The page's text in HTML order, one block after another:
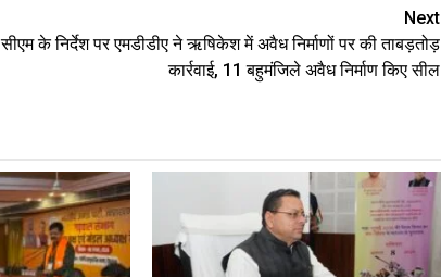
Next
सीएम के निर्देश पर एमडीडीए ने ऋषिकेश में अवैध निर्माणों पर की ताबड़तोड़
कार्रवाई, 11 बहुमंजिले अवैध निर्माण किए सील